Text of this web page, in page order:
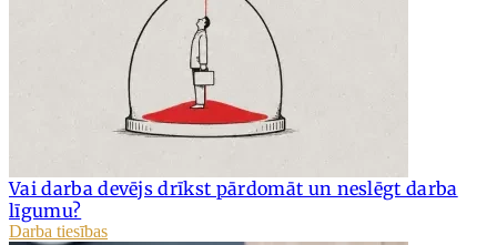
Vai darba devējs drīkst pārdomāt un neslēgt darba
līgumu?
Darba tiesības